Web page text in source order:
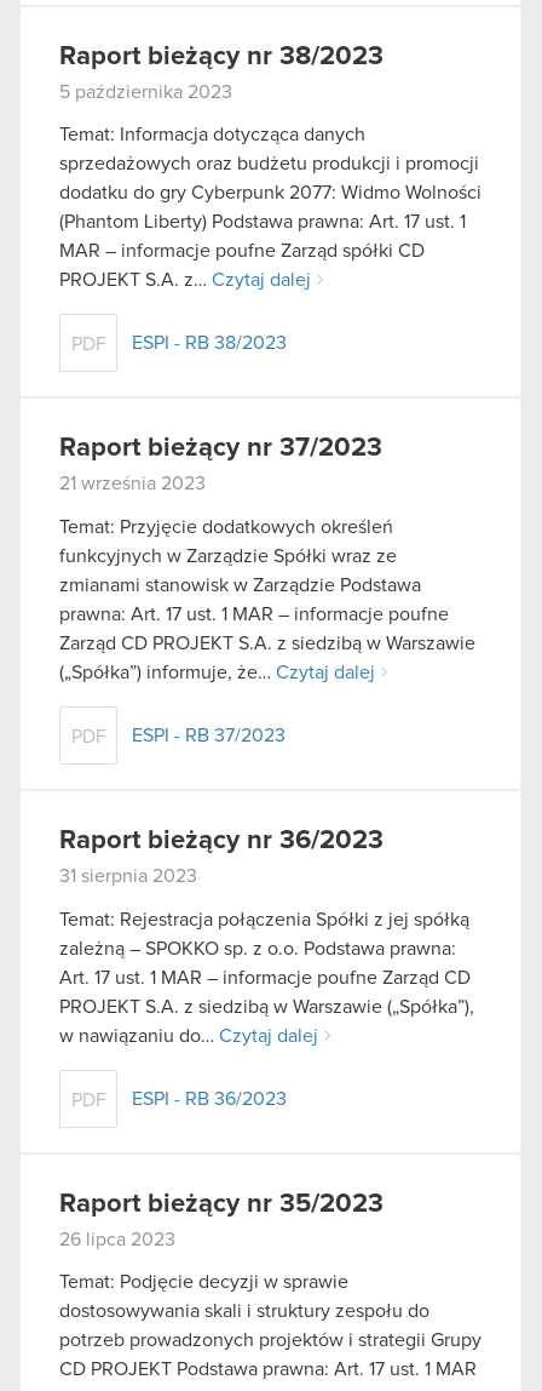
Raport bieżący nr 38/2023
5 października 2023
Temat: Informacja dotycząca danych
sprzedażowych oraz budżetu produkcji i promocji
dodatku do gry Cyberpunk 2077: Widmo Wolności
(Phantom Liberty) Podstawa prawna: Art. 17 ust. 1
MAR – informacje poufne Zarząd spółki CD
PROJEKT S.A. z… Czytaj dalej
PDF ESPI - RB 38/2023
Raport bieżący nr 37/2023
21 września 2023
Temat: Przyjęcie dodatkowych określeń
funkcyjnych w Zarządzie Spółki wraz ze
zmianami stanowisk w Zarządzie Podstawa
prawna: Art. 17 ust. 1 MAR – informacje poufne
Zarząd CD PROJEKT S.A. z siedzibą w Warszawie
(„Spółka”) informuje, że… Czytaj dalej
PDF ESPI - RB 37/2023
Raport bieżący nr 36/2023
31 sierpnia 2023
Temat: Rejestracja połączenia Spółki z jej spółką
zależną – SPOKKO sp. z o.o. Podstawa prawna:
Art. 17 ust. 1 MAR – informacje poufne Zarząd CD
PROJEKT S.A. z siedzibą w Warszawie („Spółka”),
w nawiązaniu do… Czytaj dalej
PDF ESPI - RB 36/2023
Raport bieżący nr 35/2023
26 lipca 2023
Temat: Podjęcie decyzji w sprawie
dostosowywania skali i struktury zespołu do
potrzeb prowadzonych projektów i strategii Grupy
CD PROJEKT Podstawa prawna: Art. 17 ust. 1 MAR